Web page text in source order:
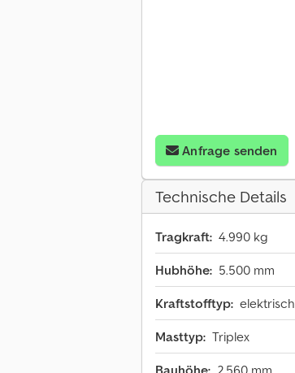
Anfrage senden
Technische Details
Tragkraft: 4.990 kg
Hubhöhe: 5.500 mm
Kraftstofftyp: elektrisch
Masttyp: Triplex